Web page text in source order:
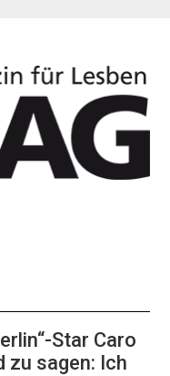
Star Caro
zu sagen: Ich